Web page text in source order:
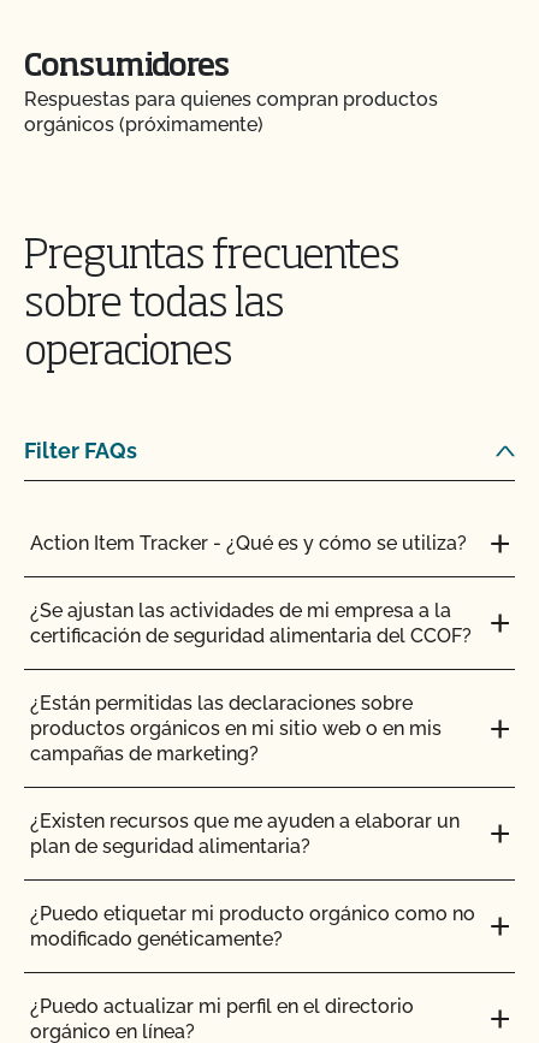
Consumidores
Respuestas para quienes compran productos
orgánicos (próximamente)
Preguntas frecuentes
sobre todas las
operaciones
Filter FAQs
Action Item Tracker - ¿Qué es y cómo se utiliza?
¿Se ajustan las actividades de mi empresa a la
certificación de seguridad alimentaria del CCOF?
¿Están permitidas las declaraciones sobre
productos orgánicos en mi sitio web o en mis
campañas de marketing?
¿Existen recursos que me ayuden a elaborar un
plan de seguridad alimentaria?
¿Puedo etiquetar mi producto orgánico como no
modificado genéticamente?
¿Puedo actualizar mi perfil en el directorio
orgánico en línea?